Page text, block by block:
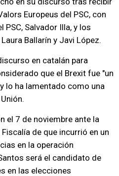
Europeus del PSC, con
Salvador Illa, y los
Ballarín y Javi López.
en catalán para
que el Brexit fue "un
lo ha lamentado como una
el 7 de noviembre ante la
de que incurrió en un
en la operación
será el candidato de
en las elecciones